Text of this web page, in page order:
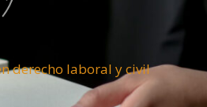
derecho laboral y civil